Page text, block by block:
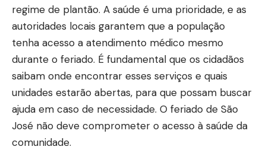
regime de plantão. A saúde é uma prioridade, e as
autoridades locais garantem que a população
tenha acesso a atendimento médico mesmo
durante o feriado. É fundamental que os cidadãos
saibam onde encontrar esses serviços e quais
unidades estarão abertas, para que possam buscar
ajuda em caso de necessidade. O feriado de São
José não deve comprometer o acesso à saúde da
comunidade.